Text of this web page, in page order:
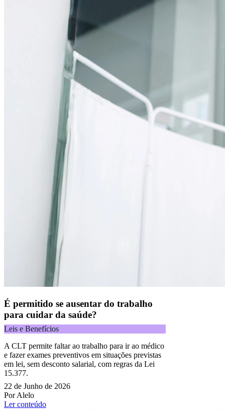
É permitido se ausentar do trabalho
para cuidar da saúde?
Leis e Benefícios
A CLT permite faltar ao trabalho para ir ao médico
e fazer exames preventivos em situações previstas
em lei, sem desconto salarial, com regras da Lei
15.377.
22 de Junho de 2026
Por Alelo
Ler conteúdo